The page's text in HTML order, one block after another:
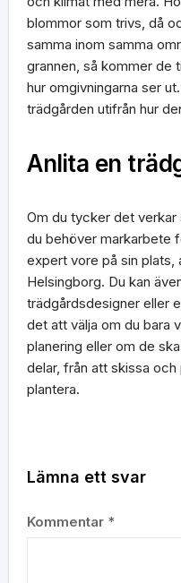
blommor som trivs, då
samma inom samma
grannen, så kommer de
hur omgivningarna ser
trädgården utifrån hur
Anlita en
Om du tycker det verkar
du behöver markarbete
expert vore på sin plats,
Helsingborg. Du kan
trädgårdsdesigner eller
det att välja om du bara
planering eller om de
delar, från att skissa
plantera.
Lämna ett svar
Kommentar *